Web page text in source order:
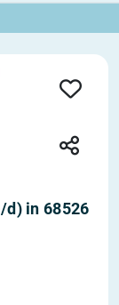
in 68526